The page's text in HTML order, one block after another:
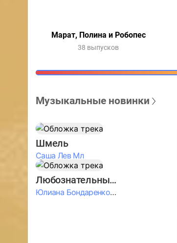
Марат, Полина и Робопес
38 выпусков
Музыкальные новинки
Шмель
Саша Лев Мл
Любознательные Дети
Юлиана Бондаренко & Амелия Колпакова & Егор Егоров & Валерия Шевченко & Ксюша Косичкина